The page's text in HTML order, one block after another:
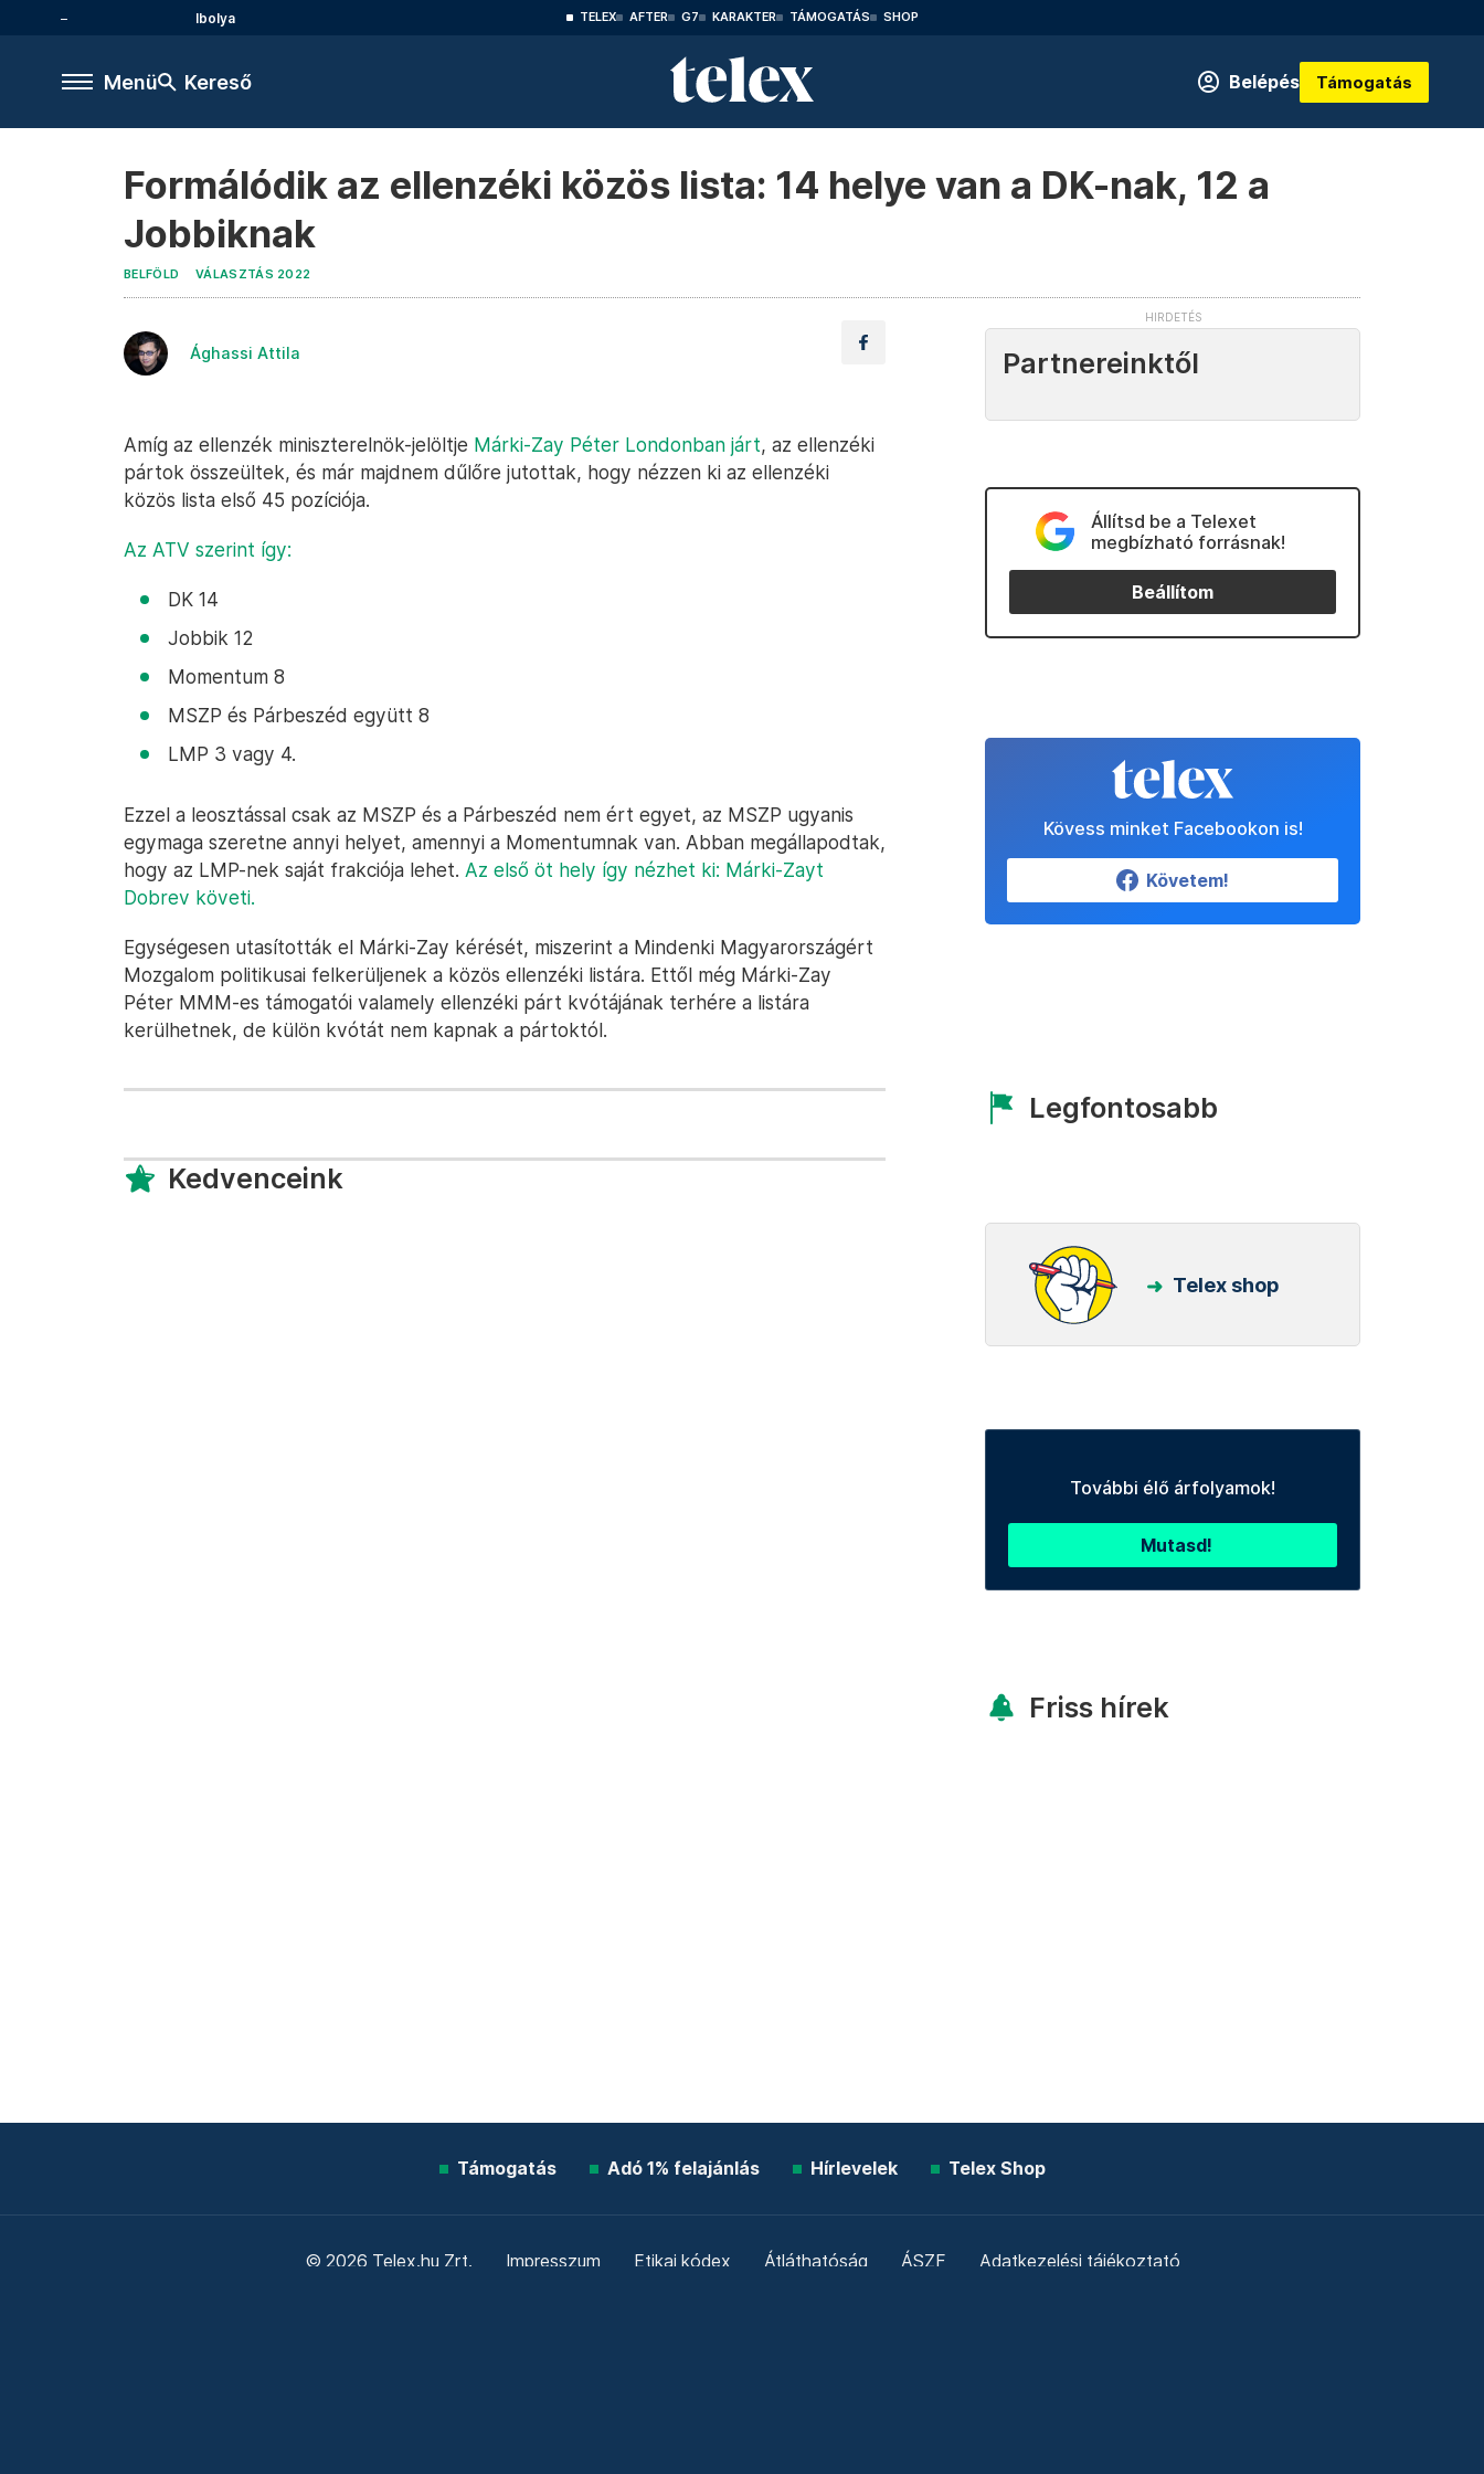
Ibolya TELEX AFTER G7 KARAKTER TÁMOGATÁS SHOP
Menü Kereső Belépés Támogatás
Formálódik az ellenzéki közös lista: 14 helye van a DK-nak, 12 a
Jobbiknak
BELFÖLD VÁLASZTÁS 2022
Ághassi Attila
Amíg az ellenzék miniszterelnök-jelöltje Márki-Zay Péter Londonban járt, az ellenzéki
pártok összeültek, és már majdnem dűlőre jutottak, hogy nézzen ki az ellenzéki
közös lista első 45 pozíciója.
Az ATV szerint így:
DK 14
Jobbik 12
Momentum 8
MSZP és Párbeszéd együtt 8
LMP 3 vagy 4.
Ezzel a leosztással csak az MSZP és a Párbeszéd nem ért egyet, az MSZP ugyanis
egymaga szeretne annyi helyet, amennyi a Momentumnak van. Abban megállapodtak,
hogy az LMP-nek saját frakciója lehet. Az első öt hely így nézhet ki: Márki-Zayt
Dobrev követi.
Egységesen utasították el Márki-Zay kérését, miszerint a Mindenki Magyarországért
Mozgalom politikusai felkerüljenek a közös ellenzéki listára. Ettől még Márki-Zay
Péter MMM-es támogatói valamely ellenzéki párt kvótájának terhére a listára
kerülhetnek, de külön kvótát nem kapnak a pártoktól.
Kedvenceink
Partnereinktől
Állítsd be a Telexet
megbízható forrásnak!
Beállítom
Kövess minket Facebookon is!
Követem!
Legfontosabb
Telex shop
További élő árfolyamok!
Mutasd!
Friss hírek
Támogatás Adó 1% felajánlás Hírlevelek Telex Shop
© 2026 Telex.hu Zrt. Impresszum Etikai kódex Átláthatóság ÁSZF Adatkezelési tájékoztató